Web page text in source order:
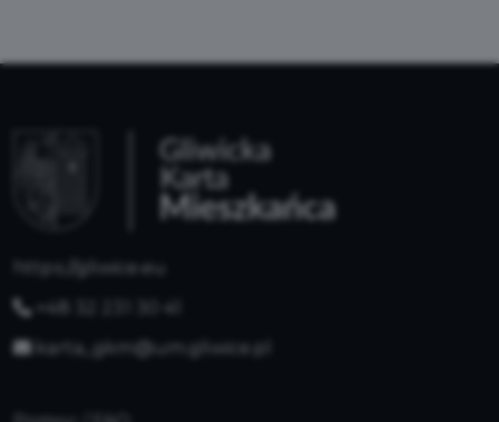
https://gliwice.eu
+48 32 231 30 41
karta_gkm@um.gliwice.pl